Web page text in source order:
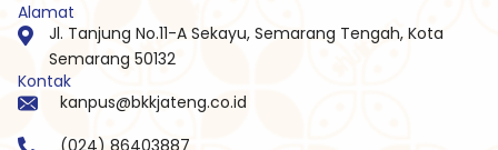
Alamat
Jl. Tanjung No.11-A Sekayu, Semarang Tengah, Kota
Semarang 50132
Kontak
kanpus@bkkjateng.co.id